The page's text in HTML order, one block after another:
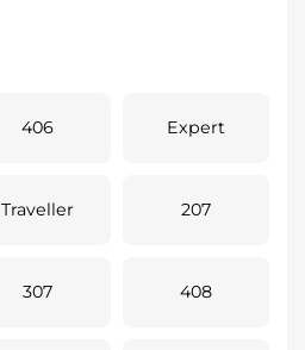
406 Expert
Traveller 207
307 408